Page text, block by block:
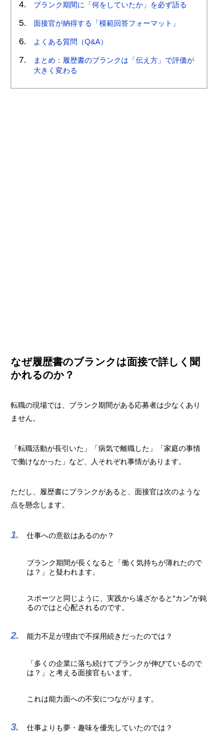
ブランク期間に「何をしていたか」を必ず語る
面接官が納得する「模範回答フォーマット」
よくある質問（Q&A）
まとめ：履歴書のブランクは「伝え方」で評価が
大きく変わる
なぜ履歴書のブランクは面接で詳しく聞
かれるのか？
転職の現場では、ブランク期間がある応募者は少なくあり
ません。
「転職活動が長引いた」「病気で離職した」「家庭の事情
で働けなかった」など、人それぞれ事情があります。
ただし、履歴書にブランクがあると、面接官は次のような
点を懸念します。
仕事への意欲はあるのか？
ブランク期間が長くなると「働く気持ちが薄れたので
は？」と疑われます。
スポーツと同じように、実践から遠ざかると“カン”が鈍
るのではと心配されるのです。
能力不足が理由で不採用続きだったのでは？
「多くの企業に落ち続けてブランクが伸びているので
は？」と考える面接官もいます。
これは能力面への不安につながります。
仕事よりも夢・趣味を優先していたのでは？